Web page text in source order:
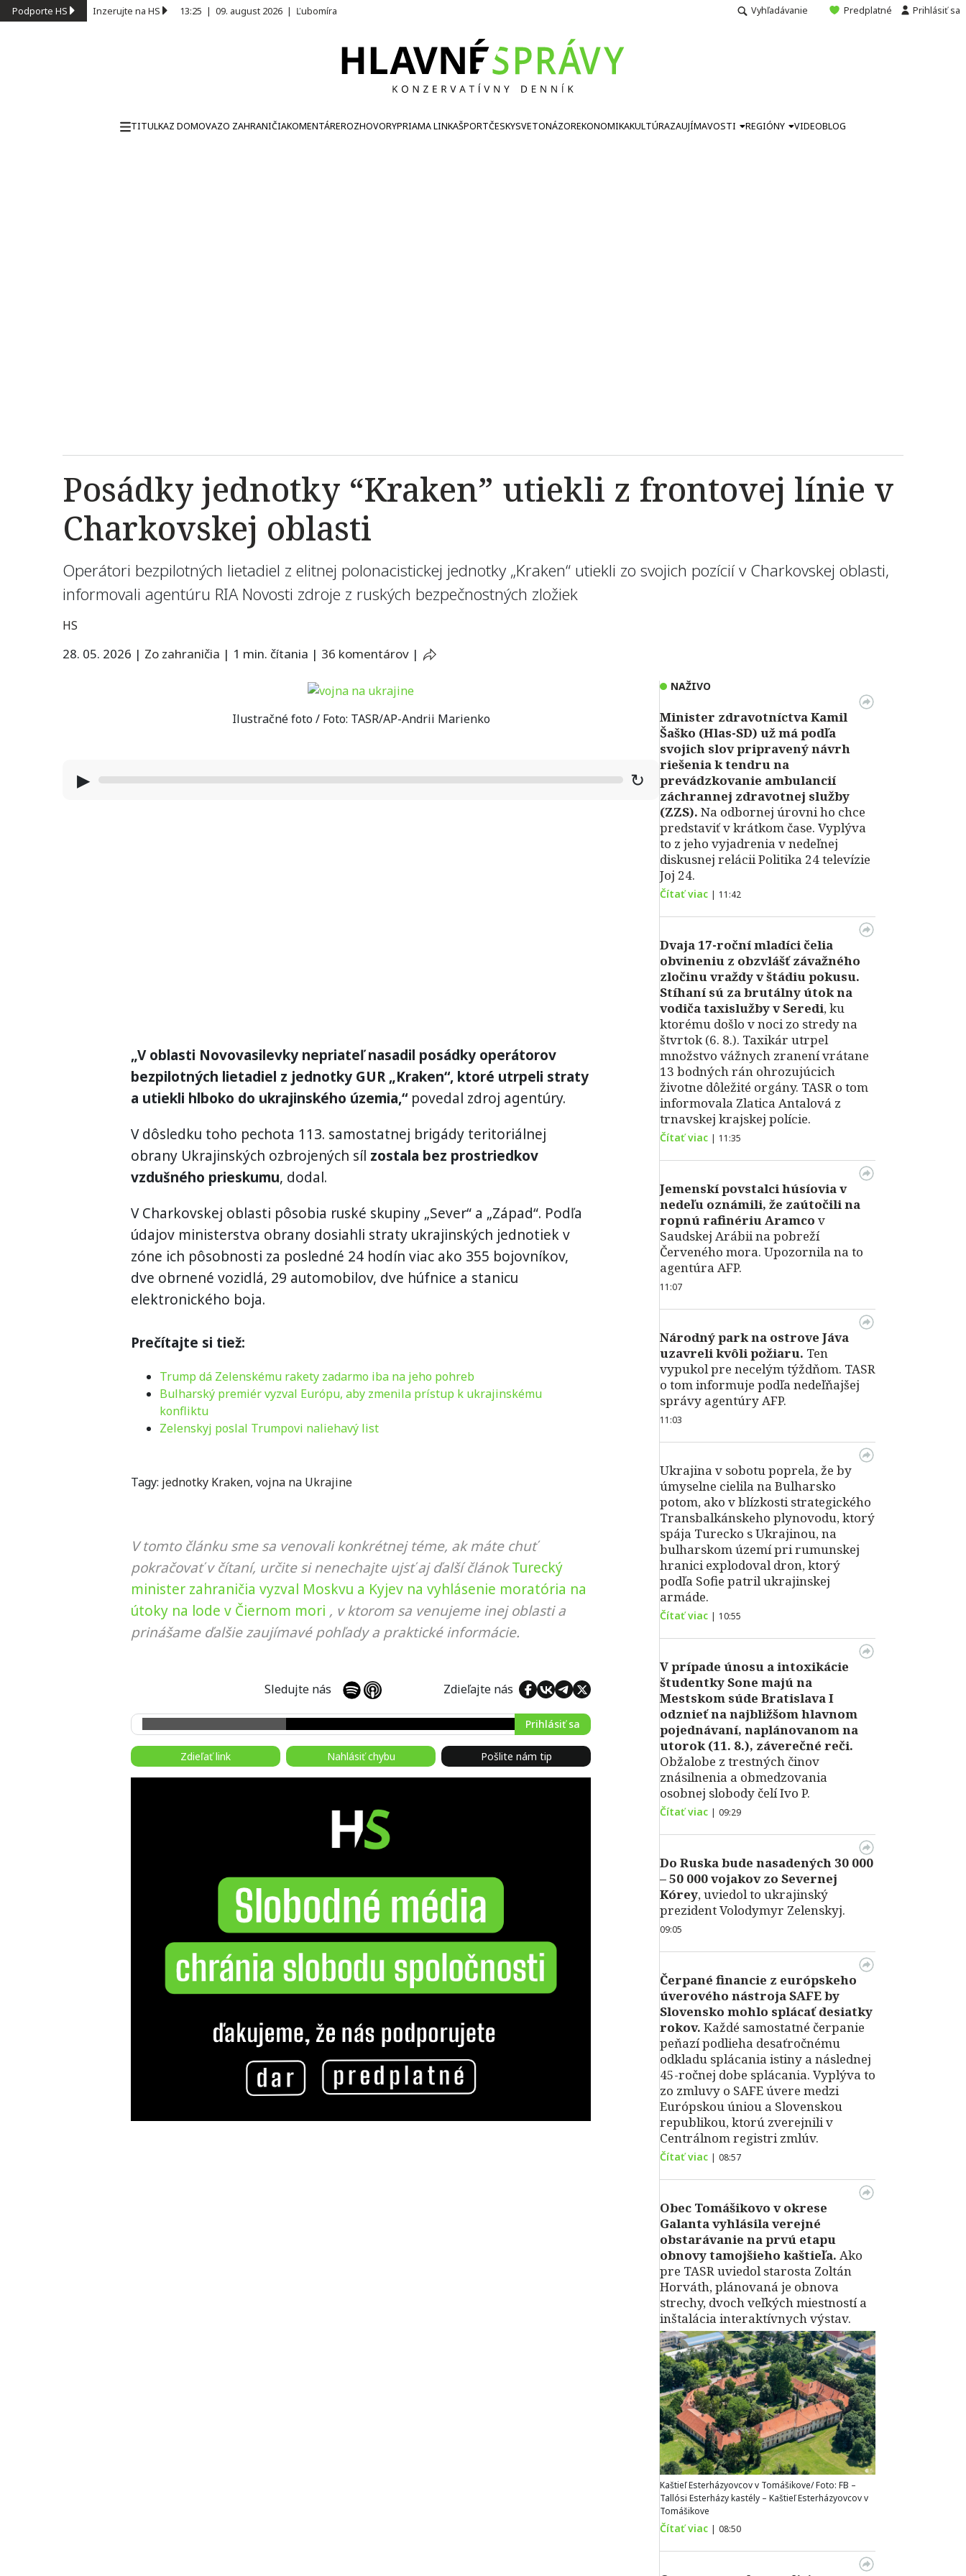
Podporte HS Inzerujte na HS 13:25 | 09. august 2026 | Ľubomíra Vyhľadávanie Predplatné Prihlásiť sa
TITULKAZ DOMOVAZO ZAHRANIČIAKOMENTÁREROZHOVORYPRIAMA LINKAŠPORTČESKYSVETONÁZOREKONOMIKAKULTÚRAZAUJÍMAVOSTI REGIÓNY VIDEOBLOG
Posádky jednotky “Kraken” utiekli z frontovej línie v
Charkovskej oblasti
Operátori bezpilotných lietadiel z elitnej polonacistickej jednotky „Kraken“ utiekli zo svojich pozícií v Charkovskej oblasti,
informovali agentúru RIA Novosti zdroje z ruských bezpečnostných zložiek
HS
28. 05. 2026 | Zo zahraničia | 1 min. čítania | 36 komentárov |
Ilustračné foto / Foto: TASR/AP-Andrii Marienko
▶ ↻
„V oblasti Novovasilevky nepriateľ nasadil posádky operátorov
bezpilotných lietadiel z jednotky GUR „Kraken“, ktoré utrpeli straty
a utiekli hlboko do ukrajinského územia,“povedal zdroj agentúry.
V dôsledku toho pechota 113. samostatnej brigády teritoriálnej
obrany Ukrajinských ozbrojených síl zostala bez prostriedkov
vzdušného prieskumu, dodal.
V Charkovskej oblasti pôsobia ruské skupiny „Sever“ a „Západ“. Podľa
údajov ministerstva obrany dosiahli straty ukrajinských jednotiek v
zóne ich pôsobnosti za posledné 24 hodín viac ako 355 bojovníkov,
dve obrnené vozidlá, 29 automobilov, dve húfnice a stanicu
elektronického boja.
Prečítajte si tiež:
Trump dá Zelenskému rakety zadarmo iba na jeho pohreb
Bulharský premiér vyzval Európu, aby zmenila prístup k ukrajinskému
konfliktu
Zelenskyj poslal Trumpovi naliehavý list
Tagy: jednotky Kraken, vojna na Ukrajine
V tomto článku sme sa venovali konkrétnej téme, ak máte chuť
pokračovať v čítaní, určite si nenechajte ujsť aj ďalší článok Turecký
minister zahraničia vyzval Moskvu a Kyjev na vyhlásenie moratória na
útoky na lode v Čiernom mori , v ktorom sa venujeme inej oblasti a
prinášame ďalšie zaujímavé pohľady a praktické informácie.
Sledujte nás Zdieľajte nás
Prihlásiť sa
Zdieľať link Nahlásiť chybu Pošlite nám tip
NAŽIVO
Minister zdravotníctva Kamil
Šaško (Hlas-SD) už má podľa
svojich slov pripravený návrh
riešenia k tendru na
prevádzkovanie ambulancií
záchrannej zdravotnej služby
(ZZS). Na odbornej úrovni ho chce
predstaviť v krátkom čase. Vyplýva
to z jeho vyjadrenia v nedeľnej
diskusnej relácii Politika 24 televízie
Joj 24.
Čítať viac | 11:42
Dvaja 17-roční mladíci čelia
obvineniu z obzvlášť závažného
zločinu vraždy v štádiu pokusu.
Stíhaní sú za brutálny útok na
vodiča taxislužby v Seredi, ku
ktorému došlo v noci zo stredy na
štvrtok (6. 8.). Taxikár utrpel
množstvo vážnych zranení vrátane
13 bodných rán ohrozujúcich
životne dôležité orgány. TASR o tom
informovala Zlatica Antalová z
trnavskej krajskej polície.
Čítať viac | 11:35
Jemenskí povstalci húsíovia v
nedeľu oznámili, že zaútočili na
ropnú rafinériu Aramco v
Saudskej Arábii na pobreží
Červeného mora. Upozornila na to
agentúra AFP.
11:07
Národný park na ostrove Jáva
uzavreli kvôli požiaru. Ten
vypukol pre necelým týždňom. TASR
o tom informuje podľa nedeľňajšej
správy agentúry AFP.
11:03
Ukrajina v sobotu poprela, že by
úmyselne cielila na Bulharsko
potom, ako v blízkosti strategického
Transbalkánskeho plynovodu, ktorý
spája Turecko s Ukrajinou, na
bulharskom území pri rumunskej
hranici explodoval dron, ktorý
podľa Sofie patril ukrajinskej
armáde.
Čítať viac | 10:55
V prípade únosu a intoxikácie
študentky Sone majú na
Mestskom súde Bratislava I
odznieť na najbližšom hlavnom
pojednávaní, naplánovanom na
utorok (11. 8.), záverečné reči.
Obžalobe z trestných činov
znásilnenia a obmedzovania
osobnej slobody čelí Ivo P.
Čítať viac | 09:29
Do Ruska bude nasadených 30 000
– 50 000 vojakov zo Severnej
Kórey, uviedol to ukrajinský
prezident Volodymyr Zelenskyj.
09:05
Čerpané financie z európskeho
úverového nástroja SAFE by
Slovensko mohlo splácať desiatky
rokov. Každé samostatné čerpanie
peňazí podlieha desaťročnému
odkladu splácania istiny a následnej
45-ročnej dobe splácania. Vyplýva to
zo zmluvy o SAFE úvere medzi
Európskou úniou a Slovenskou
republikou, ktorú zverejnili v
Centrálnom registri zmlúv.
Čítať viac | 08:57
Obec Tomášikovo v okrese
Galanta vyhlásila verejné
obstarávanie na prvú etapu
obnovy tamojšieho kaštieľa. Ako
pre TASR uviedol starosta Zoltán
Horváth, plánovaná je obnova
strechy, dvoch veľkých miestností a
inštalácia interaktívnych výstav.
Kaštieľ Esterházyovcov v Tomášikove/ Foto: FB –
Tallósi Esterházy kastély – Kaštieľ Esterházyovcov v
Tomášikove
Čítať viac | 08:50